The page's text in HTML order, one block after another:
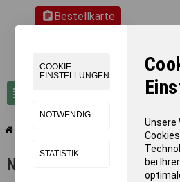
COOKIE-
EINSTELLUNGEN
NOTWENDIG
STATISTIK
Unsere
bei
assignmentBestellkarte
view_headline
Nordic Walking
Nordic Walking